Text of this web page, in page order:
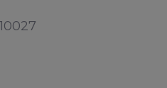
10027